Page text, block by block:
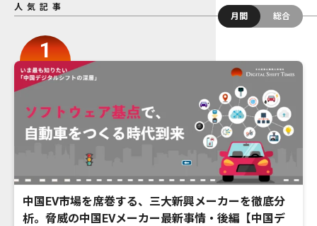
人気記事
月間
総合
中国EV市場を席巻する、三大新興メーカーを徹底分
析。脅威の中国EVメーカー最新事情・後編【中国デ